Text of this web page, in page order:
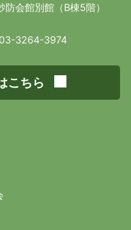
会館別館（B棟5階）
3264-3974
こちら